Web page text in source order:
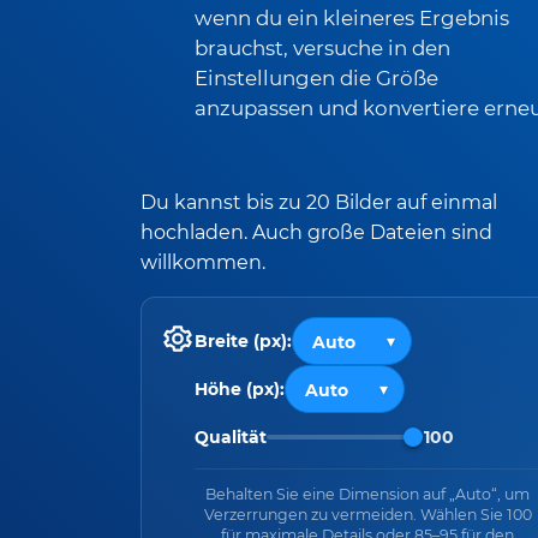
wenn du ein kleineres Ergebnis
brauchst, versuche in den
Einstellungen die Größe
anzupassen und konvertiere
Du kannst bis zu 20 Bilder auf einmal
hochladen. Auch große Dateien sind
willkommen.
Breite (px):
Höhe (px):
Qualität 100
Behalten Sie eine Dimension auf „Auto“, um
Verzerrungen zu vermeiden. Wählen Sie 100